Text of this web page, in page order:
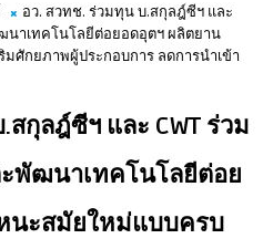
อว. สวทช. ร่วมทุน บ.สกุลฎ์ซีฯ และ
นาเทคโนโลยีต่อยอดอุตฯ ผลิตยาน
ศักยภาพผู้ประกอบการ ลดการนำเข้า
กุลฎ์ซีฯ และ CWT ร่วม
พัฒนาเทคโนโลยีต่อย
นะสมัยใหม่แบบครบ